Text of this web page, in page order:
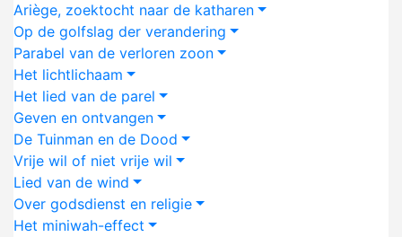
Ariège, zoektocht naar de katharen
Op de golfslag der verandering
Parabel van de verloren zoon
Het lichtlichaam
Het lied van de parel
Geven en ontvangen
De Tuinman en de Dood
Vrije wil of niet vrije wil
Lied van de wind
Over godsdienst en religie
Het miniwah-effect